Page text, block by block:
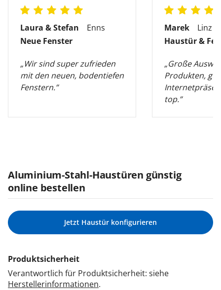
Laura & Stefan
Enns
Neue Fenster
„Wir sind super zufrieden
mit den neuen, bodentiefen
Fenstern.”
Marek
Linz
Haustür &
„Große
Produkten,
top.”
Aluminium-Stahl-Haustüren günstig
online bestellen
Jetzt Haustür konfigurieren
Produktsicherheit
Verantwortlich für Produktsicherheit: siehe
Herstellerinformationen.